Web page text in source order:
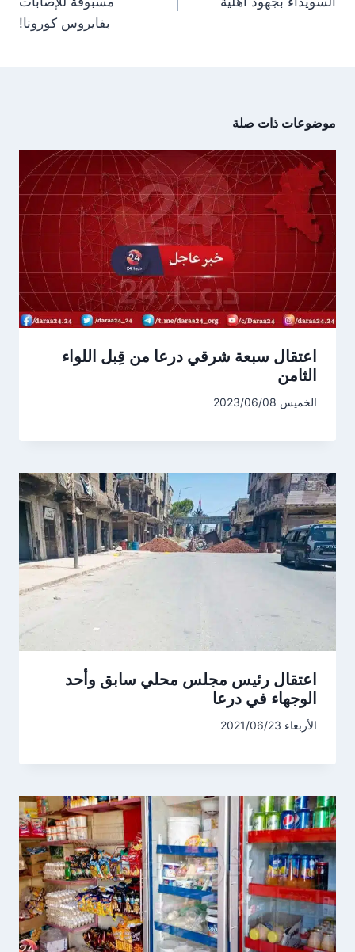
بفايروس كورونا!
موضوعات ذات صلة
اعتقال سبعة شرقي درعا من قِبل اللواء
الثامن
الخميس 2023/06/08
اعتقال رئيس مجلس محلي سابق وأحد
الوجهاء في درعا
الأربعاء 2021/06/23